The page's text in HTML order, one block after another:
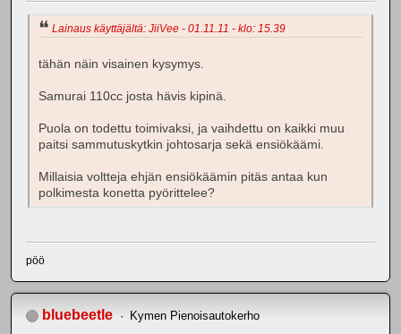
Lainaus käyttäjältä: JiiVee - 01.11.11 - klo: 15.39
tähän näin visainen kysymys.
Samurai 110cc josta hävis kipinä.
Puola on todettu toimivaksi, ja vaihdettu on kaikki muu
paitsi sammutuskytkin johtosarja sekä ensiökäämi.
Millaisia voltteja ehjän ensiökäämin pitäs antaa kun
polkimesta konetta pyörittelee?
pöö
bluebeetle Kymen Pienoisautokerho